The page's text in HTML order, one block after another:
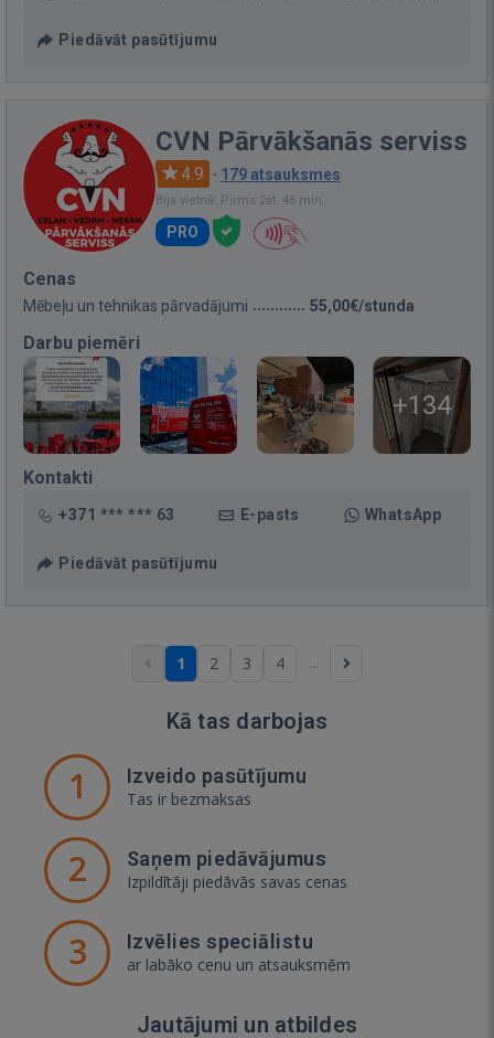
Piedāvāt pasūtījumu
CVN Pārvākšanās serviss
4.9 · 179 atsauksmes
Bija vietnē: Pirms 2st. 45 min.
PRO
Cenas
Mēbeļu un tehnikas pārvadājumi 55,00€/stunda
Darbu piemēri
+134
Kontakti
+371 *** *** 63 E-pasts WhatsApp
Piedāvāt pasūtījumu
1 2 3 4 ...
Kā tas darbojas
1 Izveido pasūtījumu
Tas ir bezmaksas
2 Saņem piedāvājumus
Izpildītāji piedāvās savas cenas
3 Izvēlies speciālistu
ar labāko cenu un atsauksmēm
Jautājumi un atbildes